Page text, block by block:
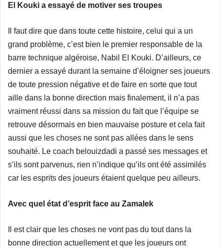
El Kouki a essayé de motiver ses troupes
Il faut dire que dans toute cette histoire, celui qui a un
grand problème, c’est bien le premier responsable de la
barre technique algéroise, Nabil El Kouki. D’ailleurs, ce
dernier a essayé durant la semaine d’éloigner ses joueurs
de toute pression négative et de faire en sorte que tout
aille dans la bonne direction mais finalement, il n’a pas
vraiment réussi dans sa mission du fait que l’équipe se
retrouve désormais en bien mauvaise posture et cela fait
aussi que les choses ne sont pas allées dans le sens
souhaité. Le coach belouizdadi a passé ses messages et
s’ils sont parvenus, rien n’indique qu’ils ont été assimilés
car les esprits des joueurs étaient quelque peu ailleurs.
Avec quel état d’esprit face au Zamalek
Il est clair que les choses ne vont pas du tout dans la
bonne direction actuellement et que les joueurs ont